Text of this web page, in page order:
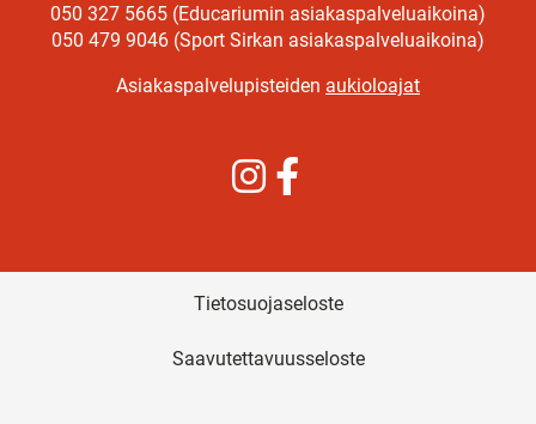
050 327 5665 (Educariumin asiakaspalveluaikoina)
050 479 9046 (Sport Sirkan asiakaspalveluaikoina)
Asiakaspalvelupisteiden aukioloajat
Instagram
Tietosuojaseloste
Saavutettavuusseloste